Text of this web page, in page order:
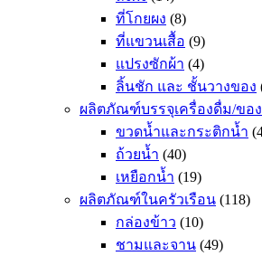
ที่โกยผง (8)
ที่แขวนเสื้อ (9)
แปรงซักผ้า (4)
ลิ้นชัก และ ชั้นวางของ
ผลิตภัณฑ์บรรจุเครื่องดื่ม/ของ
ขวดน้ำและกระติกน้ำ
ถ้วยน้ำ (40)
เหยือกน้ำ (19)
ผลิตภัณฑ์ในครัวเรือน (118)
กล่องข้าว (10)
ชามและจาน (49)